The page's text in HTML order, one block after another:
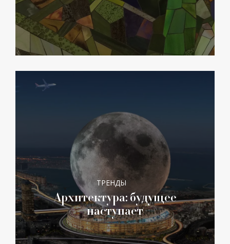
ТРЕНДЫ
Архитектура: будущее
наступает